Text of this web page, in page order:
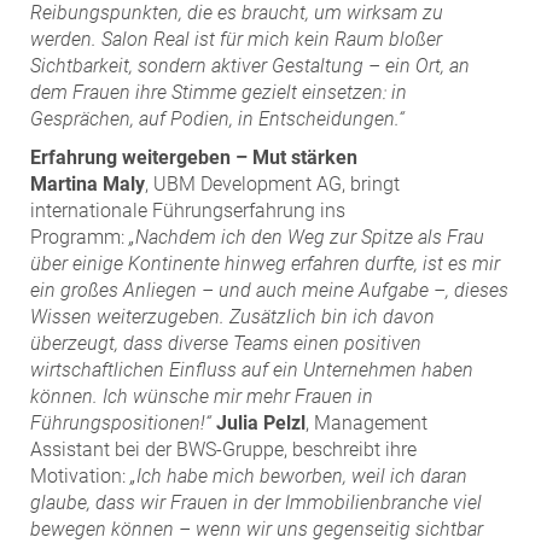
Reibungspunkten, die es braucht, um wirksam zu
werden. Salon Real ist für mich kein Raum bloßer
Sichtbarkeit, sondern aktiver Gestaltung – ein Ort, an
dem Frauen ihre Stimme gezielt einsetzen: in
Gesprächen, auf Podien, in Entscheidungen.“
Erfahrung weitergeben – Mut stärken
Martina Maly, UBM Development AG, bringt
internationale Führungserfahrung ins
Programm: „Nachdem ich den Weg zur Spitze als Frau
über einige Kontinente hinweg erfahren durfte, ist es mir
ein großes Anliegen – und auch meine Aufgabe –, dieses
Wissen weiterzugeben. Zusätzlich bin ich davon
überzeugt, dass diverse Teams einen positiven
wirtschaftlichen Einfluss auf ein Unternehmen haben
können. Ich wünsche mir mehr Frauen in
Führungspositionen!“Julia Pelzl , Management
Assistant bei der BWS-Gruppe, beschreibt ihre
Motivation: „Ich habe mich beworben, weil ich daran
glaube, dass wir Frauen in der Immobilienbranche viel
bewegen können – wenn wir uns gegenseitig sichtbar